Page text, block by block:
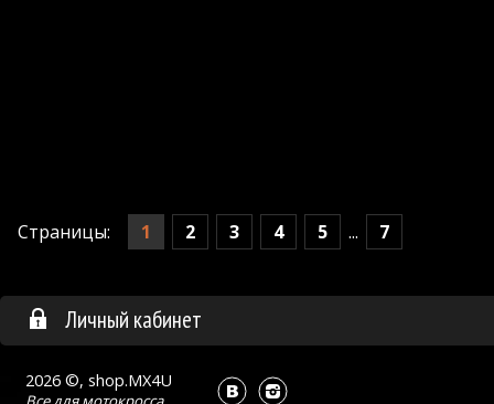
Страницы: 1 2 3 4 5 ... 7
Личный кабинет
2026 ©, shop.MX4U